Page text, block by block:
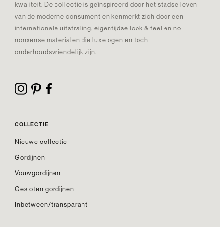
kwaliteit. De collectie is geïnspireerd door het stadse leven
van de moderne consument en kenmerkt zich door een
internationale uitstraling, eigentijdse look & feel en no
nonsense materialen die luxe ogen en toch
onderhoudsvriendelijk zijn.
COLLECTIE
Nieuwe collectie
Gordijnen
Vouwgordijnen
Gesloten gordijnen
Inbetween/transparant